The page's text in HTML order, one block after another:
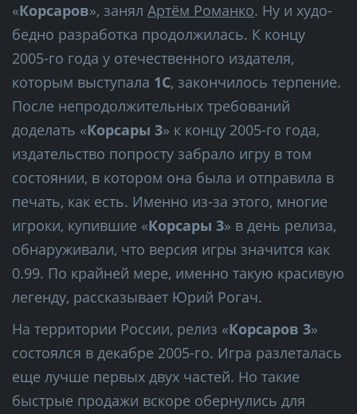
«Корсаров», занял Артём Романко. Ну и худо-
бедно разработка продолжилась. К концу
2005-го года у отечественного издателя,
которым выступала 1С, закончилось терпение.
После непродолжительных требований
доделать «Корсары 3» к концу 2005-го года,
издательство попросту забрало игру в том
состоянии, в котором она была и отправила в
печать, как есть. Именно из-за этого, многие
игроки, купившие «Корсары 3» в день релиза,
обнаруживали, что версия игры значится как
0.99. По крайней мере, именно такую красивую
легенду, рассказывает Юрий Рогач.
На территории России, релиз «Корсаров 3»
состоялся в декабре 2005-го. Игра разлеталась
еще лучше первых двух частей. Но такие
быстрые продажи вскоре обернулись для